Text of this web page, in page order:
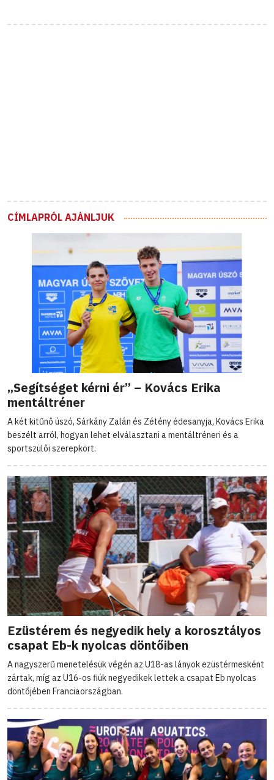
CÍMLAPRÓL AJÁNLJUK
„Segítséget kérni ér” – Kovács Erika
mentáltréner
A két kitűnő úszó, Sárkány Zalán és Zétény édesanyja, Kovács Erika
beszélt arról, hogyan lehet elválasztani a mentáltréneri és a
sportszülői szerepkört.
Ezüstérem és negyedik hely a korosztályos
csapat Eb-k nyolcas döntőiben
A nagyszerű menetelésük végén az U18-as lányok ezüstérmesként
zártak, míg az U16-os fiúk negyedikek lettek a csapat Eb nyolcas
döntőjében Franciaországban.